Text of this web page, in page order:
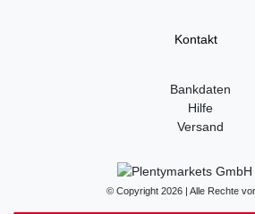
Kontakt
Bankdaten
Hilfe
Versand
© Copyright 2026 | Alle Rechte